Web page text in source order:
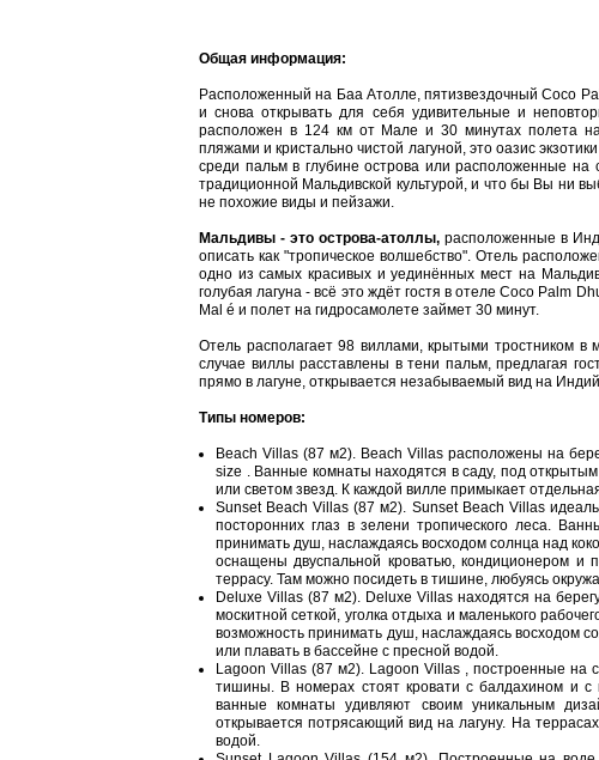
Общая информация:
Расположенный на Баа Атолле, пятизвездочный Coco
и снова открывать для себя удивительные и
расположен в 124 км от Мале и 30 минутах полета
пляжами и кристально чистой лагуной, это оазис
среди пальм в глубине острова или расположенные на
традиционной Мальдивской культурой, и что бы Вы ни
не похожие виды и пейзажи.
Мальдивы - это острова-атоллы, расположенные в
описать как "тропическое волшебство". Отель
одно из самых красивых и уединённых мест на
голубая лагуна - всё это ждёт гостя в отеле Coco Palm
Mal é и полет на гидросамолете займет 30 минут.
Отель располагает 98 виллами, крытыми тростником
случае виллы расставлены в тени пальм, предлагая
прямо в лагуне, открывается незабываемый вид на
Типы номеров:
Beach Villas (87 м2). Beach Villas расположены на
size . Ванные комнаты находятся в саду, под
или светом звезд. К каждой вилле примыкает
Sunset Beach Villas (87 м2). Sunset Beach Villas
посторонних глаз в зелени тропического леса.
принимать душ, наслаждаясь восходом солнца над
оснащены двуспальной кроватью, кондиционером
террасу. Там можно посидеть в тишине, любуясь
Deluxe Villas (87 м2). Deluxe Villas находятся на
москитной сеткой, уголка отдыха и маленького
возможность принимать душ, наслаждаясь восходом
или плавать в бассейне с пресной водой.
Lagoon Villas (87 м2). Lagoon Villas , построенные на
тишины. В номерах стоят кровати с балдахином и
ванные комнаты удивляют своим уникальным
открывается потрясающий вид на лагуну. На
водой.